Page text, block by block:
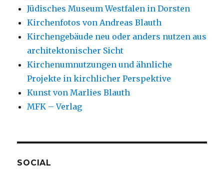
Jüdisches Museum Westfalen in Dorsten
Kirchenfotos von Andreas Blauth
Kirchengebäude neu oder anders nutzen aus
architektonischer Sicht
Kirchenumnutzungen und ähnliche
Projekte in kirchlicher Perspektive
Kunst von Marlies Blauth
MFK – Verlag
SOCIAL